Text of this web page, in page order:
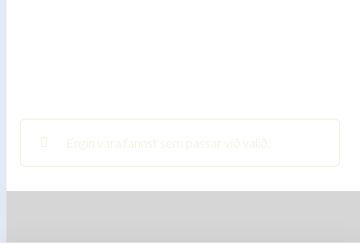
Engin vara fannst sem passar við valið.